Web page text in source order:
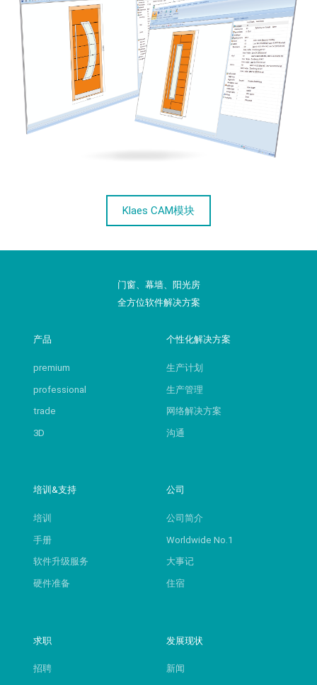
Klaes CAM模块
门窗、幕墙、阳光房
全方位软件解决方案
产品
premium
professional
trade
3D
个性化解决方案
生产计划
生产管理
网络解决方案
沟通
培训&支持
培训
手册
软件升级服务
硬件准备
公司
公司简介
Worldwide No.1
大事记
住宿
求职
招聘
发展现状
新闻